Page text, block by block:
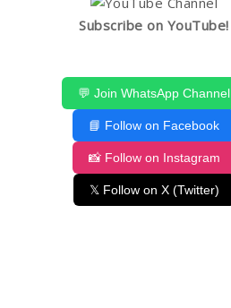
Subscribe on YouTube!
💬 Join WhatsApp Channel
📘 Follow on Facebook
📸 Follow on Instagram
𝕏 Follow on X (Twitter)